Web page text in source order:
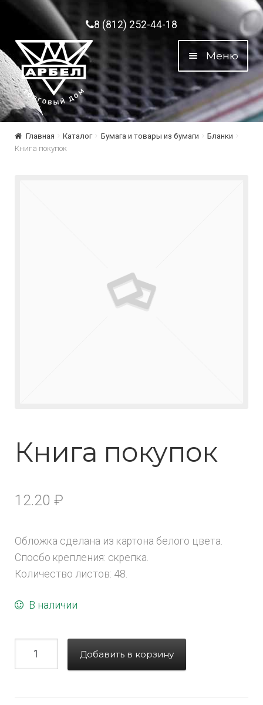
Перейти к навигации
Перейти к содержимому8 (812) 252-44-18
Меню
Главная Каталог Бумага и товары из бумаги
Бланки
Книга покупок
Книга покупок
12.20 ₽
Обложка сделана из картона белого цвета.
Спосбо крепления: скрепка.
Количество листов: 48.
В наличии
Добавить в корзину